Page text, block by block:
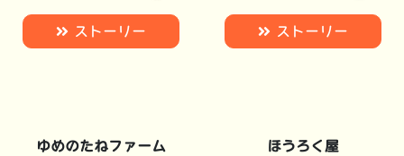
ストーリー ストーリー
ゆめのたねファーム ほうろく屋